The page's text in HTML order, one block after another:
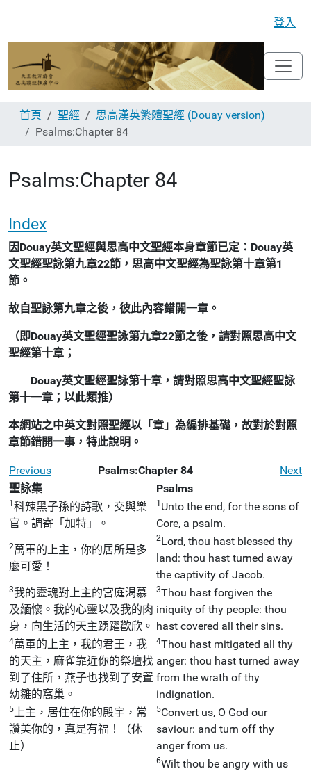
登入
首頁 聖經
思高漢英繁體聖經 (Douay version)
Psalms:Chapter 84
Psalms:Chapter 84
Index
因Douay英文聖經與思高中文聖經本身章節已定：Douay英
文聖經聖詠第九章22節，思高中文聖經為聖詠第十章第1
節。
故自聖詠第九章之後，彼此內容錯開一章。
（即Douay英文聖經聖詠第九章22節之後，請對照思高中文
聖經第十章；
Douay英文聖經聖詠第十章，請對照思高中文聖經聖詠
第十一章；以此類推）
本網站之中英文對照聖經以「章」為編排基礎，故對於對照
章節錯開一事，特此說明。
Previous Psalms:Chapter 84
Next
聖詠集
Psalms
1科辣黑子孫的詩歌，交與樂
官。調寄「加特」。
1 Unto the end, for the sons of
Core, a psalm.
2萬軍的上主，你的居所是多
麼可愛！
2Lord, thou hast blessed thy
land: thou hast turned away
the captivity of Jacob.
3我的靈魂對上主的宮庭渴慕
及緬懷。我的心靈以及我的肉
身，向生活的天主踴躍歡欣。
3Thou hast forgiven the
iniquity of thy people: thou
hast covered all their sins.
4萬軍的上主，我的君王，我
的天主，麻雀靠近你的祭壇找
到了住所，燕子也找到了安置
幼雛的窩巢。
4Thou hast mitigated all thy
anger: thou hast turned away
from the wrath of thy
indignation.
5 上主，居住在你的殿宇，常
讚美你的，真是有福！（休
止）
5Convert us, O God our
saviour: and turn off thy
anger from us.
6Wilt thou be angry with us